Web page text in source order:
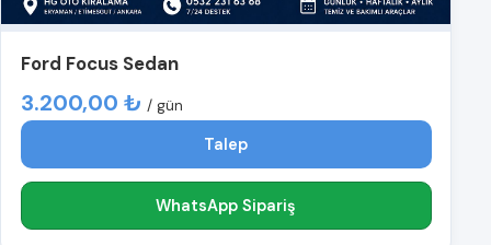
Ford Focus Sedan
3.200,00 ₺ / gün
Talep
WhatsApp Sipariş